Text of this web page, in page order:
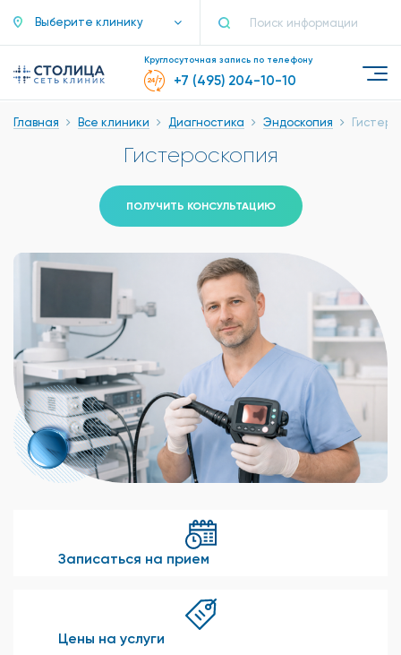
Выберите клинику
Круглосуточная запись по телефону
+7 (495) 204-10-10
Главная Все клиники Диагностика Эндоскопия
Гистероскопия
ПОЛУЧИТЬ КОНСУЛЬТАЦИЮ
Записаться на прием
Цены на услуги